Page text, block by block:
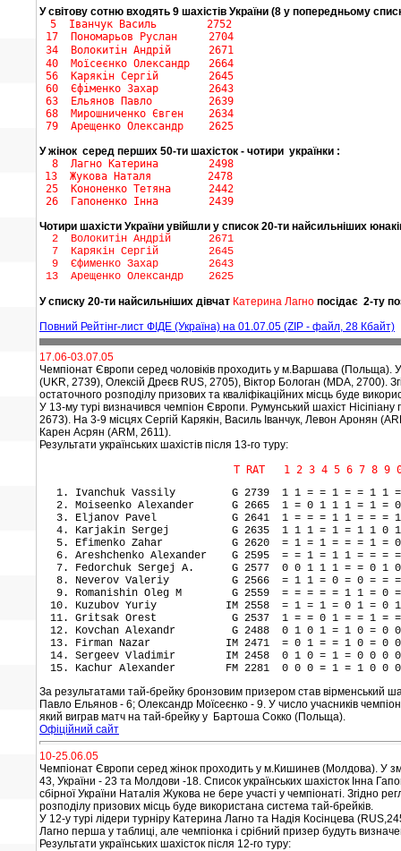
У світову сотню входять 9 шахістів України (8 у попередньому
5 Іванчук Василь 2752
17 Пономарьов Руслан 2704
34 Волокитін Андрій 2671
40 Моїсеєнко Олександр 2664
56 Карякін Сергій 2645
60 Єфіменко Захар 2643
63 Ельянов Павло 2639
68 Мирошниченко Євген 2634
79 Арещенко Олександр 2625
У жінок серед перших 50-ти шахісток - чотири українки :
8 Лагно Катерина 2498
13 Жукова Наталя 2478
25 Кононенко Тетяна 2442
26 Гапоненко Інна 2439
Чотири шахісти України увійшли у список 20-ти найсильніших
2 Волокитін Андрій 2671
7 Карякін Сергій 2645
9 Єфименко Захар 2643
13 Арещенко Олександр 2625
У списку 20-ти найсильніших дівчат Катерина Лагно посідає 2-ту
Повний Рейтінг-лист ФІДЕ (Україна) на 01.07.05 (ZIP - файл, 28 Кбайт)
17.06-03.07.05
Чемпіонат Європи серед чоловіків проходить у м.Варшава (Польща). У
(UKR, 2739), Олексій Дреєв RUS, 2705), Віктор Бологан (MDA, 2700).
остаточного розподілу призових та кваліфікаційних місць буде
У 13-му турі визначився чемпіон Європи. Румунський шахіст
2673). На 3-9 місцях Сергій Карякін, Василь Іванчук, Левон Аронян
Карен Асрян (ARM, 2611).
Результати українських шахістів після 13-го туру:
Т RAT 1 2 3 4 5 6 7 8 9 0 1 2
Ivanchuk Vassily G 2739 1 1 = = 1 = = 1 1
Moiseenko Alexander G 2665 1 = 0 1 1 1 = 1
Eljanov Pavel G 2641 1 = = = 1 1 = = =
Karjakin Sergej G 2635 1 1 1 = 1 = 1 1 0
Efimenko Zahar G 2620 = 1 = 1 = = = 1 =
Areshchenko Alexander G 2595 = = 1 = 1 1 = =
Fedorchuk Sergej A. G 2577 0 0 1 1 1 = = 0 1
Neverov Valeriy G 2566 = 1 1 = 0 = 0 = =
Romanishin Oleg M G 2559 = = = = = 1 1 = 0
Kuzubov Yuriy IM 2558 = 1 = 1 = 0 1 = 0
Gritsak Orest G 2537 1 = = 0 1 = = 1 =
Kovchan Alexandr G 2488 0 1 0 1 = 1 0 = 0
Firman Nazar IM 2471 = 0 1 = = 1 0 = 0
Sergeev Vladimir IM 2458 0 1 0 = 1 = 0 0 0
Kachur Alexander FM 2281 0 0 0 = 1 = 1 0 0
За результатами тай-брейку бронзовим призером став вірменський
Павло Ельянов - 6; Олександр Моїсеєнко - 9. У число учасників
який виграв матч на тай-брейку у Бартоша Сокко (Польща).
Офіційний сайт
10-25.06.05
Чемпіонат Європи серед жінок проходить у м.Кишинев (Молдова). У
43, України - 23 та Молдови -18. Список українських шахісток Інна
сбірної України Наталія Жукова не бере участі у чемпіонаті.
розподілу призових місць буде використана система тай-брейків.
У 12-у турі лідери турніру Катерина Лагно та Надія Косінцева
Лагно перша у таблиці, але чемпіонка і срібний призер будуть
Результати українських шахісток після 12-го туру: